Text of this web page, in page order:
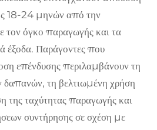
18-24 μηνών από την
τον όγκο παραγωγής και τα
έξοδα. Παράγοντες που
επένδυσης περιλαμβάνουν τη
δαπανών, τη βελτιωμένη χρήση
της ταχύτητας παραγωγής και
συντήρησης σε σχέση με